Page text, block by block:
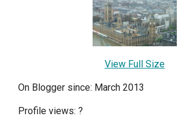
View Full Size
On Blogger since: March 2013
Profile views: ?